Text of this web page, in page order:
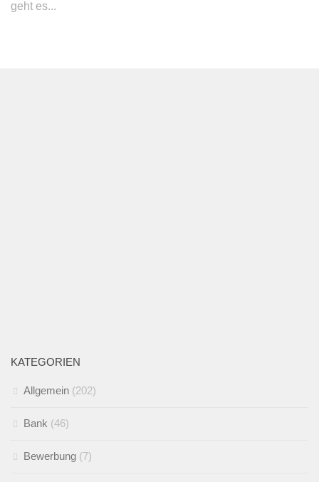
geht es...
KATEGORIEN
Allgemein (202)
Bank (46)
Bewerbung (7)